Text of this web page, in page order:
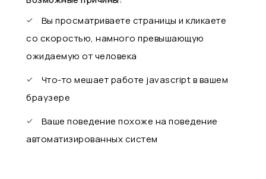
Вы просматриваете страницы и кликаете
со скоростью, намного превышающую
ожидаемую от человека
Что-то мешает работе javascript в вашем
браузере
Ваше поведение похоже на поведение
автоматизированных систем